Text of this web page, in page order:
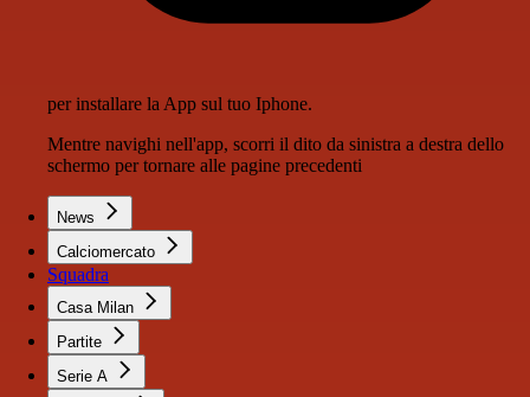
per installare la App sul tuo Iphone.
Mentre navighi nell'app, scorri il dito da sinistra a destra dello
schermo per tornare alle pagine precedenti
News
Calciomercato
Squadra
Casa Milan
Partite
Serie A